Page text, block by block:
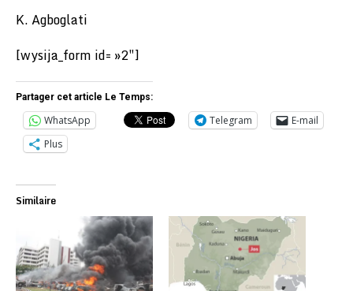
K. Agboglati
[wysija_form id= »2″]
Partager cet article Le Temps:
WhatsApp Telegram
E-mail
Plus
Similaire